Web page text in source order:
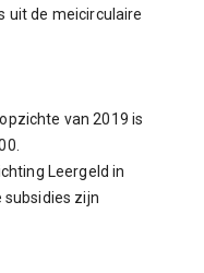
uit de meicirculaire
van 2019 is
Leergeld in
zijn